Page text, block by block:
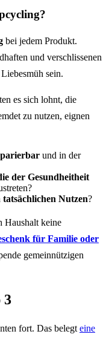
bei jedem Produkt.
und verschlissenen
sein.
es sich lohnt, die
zu nutzen, eignen
und in der
der Gesundheitheit
tatsächlichen Nutzen?
Haushalt keine
für Familie oder
gemeinnützigen
3
fort. Das belegt eine